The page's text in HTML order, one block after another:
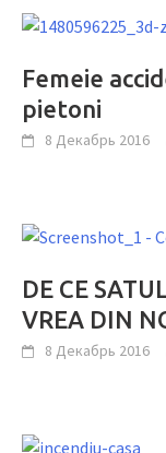
Femeie
pietoni
8 Декабрь 2016
DE CE
VREA DIN
8 Декабрь 2016